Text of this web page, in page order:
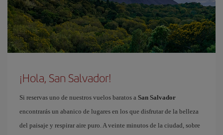
¡Hola, San Salvador!
Si reservas uno de nuestros vuelos baratos a San Salvador
encontrarás un abanico de lugares en los que disfrutar de la belleza
del paisaje y respirar aire puro. A veinte minutos de la ciudad, sobre